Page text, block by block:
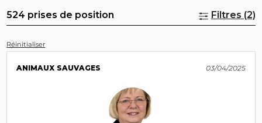
524 prises de position
Réinitialiser
Filtres (2)
ANIMAUX SAUVAGES 03/04/2025